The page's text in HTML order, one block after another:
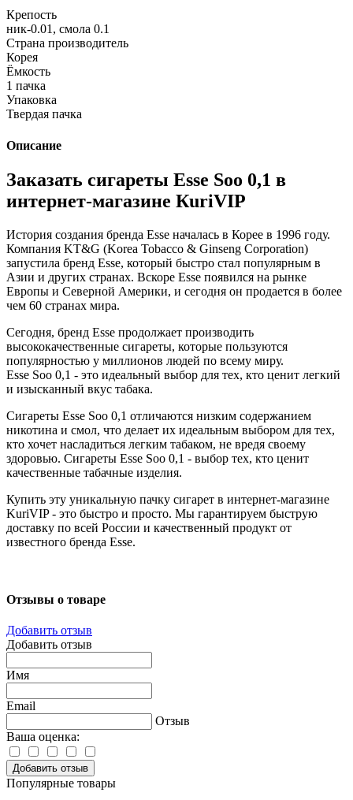
Крепость
ник-0.01, смола 0.1
Страна производитель
Корея
Ёмкость
1 пачка
Упаковка
Твердая пачка
Описание
Заказать сигареты Esse Soo 0,1 в
интернет-магазине КuriVIP
История создания бренда Esse началась в Корее в 1996 году.
Компания KT&G (Korea Tobacco & Ginseng Corporation)
запустила бренд Esse, который быстро стал популярным в
Азии и других странах. Вскоре Esse появился на рынке
Европы и Северной Америки, и сегодня он продается в более
чем 60 странах мира.
Сегодня, бренд Esse продолжает производить
высококачественные сигареты, которые пользуются
популярностью у миллионов людей по всему миру.
Esse Soo 0,1 - это идеальный выбор для тех, кто ценит легкий
и изысканный вкус табака.
Сигареты Esse Soo 0,1 отличаются низким содержанием
никотина и смол, что делает их идеальным выбором для тех,
кто хочет насладиться легким табаком, не вредя своему
здоровью. Сигареты Esse Soo 0,1 - выбор тех, кто ценит
качественные табачные изделия.
Купить эту уникальную пачку сигарет в интернет-магазине
KuriVIP - это быстро и просто. Мы гарантируем быструю
доставку по всей России и качественный продукт от
известного бренда Esse.
Отзывы о товаре
Добавить отзыв
Добавить отзыв
Имя
Email
Отзыв
Ваша оценка:
Добавить отзыв
Популярные товары